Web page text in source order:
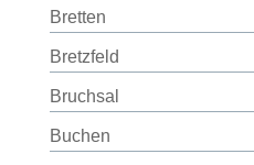
Bretten
Bretzfeld
Bruchsal
Buchen